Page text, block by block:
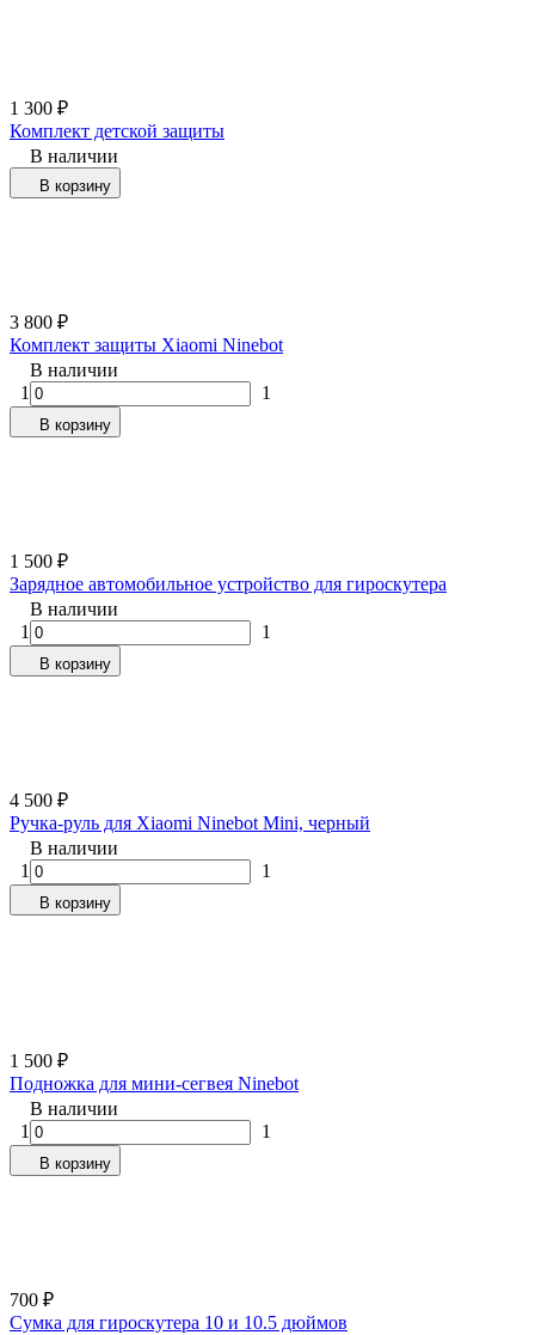
1 300 ₽
Комплект детской защиты
В наличии
В корзину
3 800 ₽
Комплект защиты Xiaomi Ninebot
В наличии
1
1
В корзину
1 500 ₽
Зарядное автомобильное устройство для гироскутера
В наличии
1
1
В корзину
4 500 ₽
Ручка-руль для Xiaomi Ninebot Mini, черный
В наличии
1
1
В корзину
1 500 ₽
Подножка для мини-сегвея Ninebot
В наличии
1
1
В корзину
700 ₽
Сумка для гироскутера 10 и 10.5 дюймов